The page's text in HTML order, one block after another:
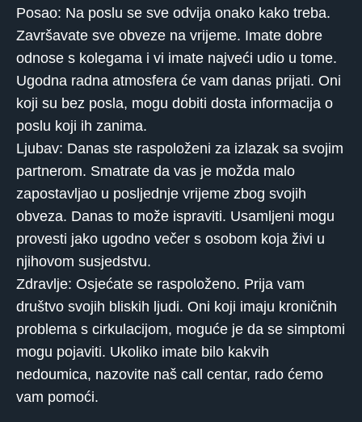
Posao: Na poslu se sve odvija onako kako treba.
Završavate sve obveze na vrijeme. Imate dobre
odnose s kolegama i vi imate najveći udio u tome.
Ugodna radna atmosfera će vam danas prijati. Oni
koji su bez posla, mogu dobiti dosta informacija o
poslu koji ih zanima.
Ljubav: Danas ste raspoloženi za izlazak sa svojim
partnerom. Smatrate da vas je možda malo
zapostavljao u posljednje vrijeme zbog svojih
obveza. Danas to može ispraviti. Usamljeni mogu
provesti jako ugodno večer s osobom koja živi u
njihovom susjedstvu.
Zdravlje: Osjećate se raspoloženo. Prija vam
društvo svojih bliskih ljudi. Oni koji imaju kroničnih
problema s cirkulacijom, moguće je da se simptomi
mogu pojaviti. Ukoliko imate bilo kakvih
nedoumica, nazovite naš call centar, rado ćemo
vam pomoći.